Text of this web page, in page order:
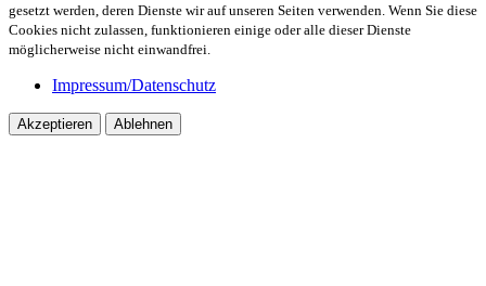
gesetzt werden, deren Dienste wir auf unseren Seiten verwenden. Wenn Sie diese
Cookies nicht zulassen, funktionieren einige oder alle dieser Dienste
möglicherweise nicht einwandfrei.
Impressum/Datenschutz
Akzeptieren Ablehnen